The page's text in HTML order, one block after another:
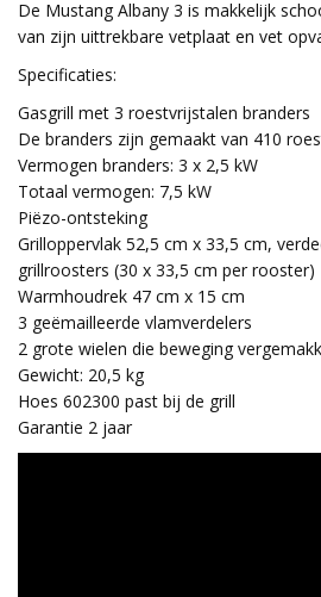
De Mustang Albany 3 is makkelijk
van zijn uittrekbare vetplaat en vet
Specificaties:
Gasgrill met 3 roestvrijstalen branders
De branders zijn gemaakt van 410
Vermogen branders: 3 x 2,5 kW
Totaal vermogen: 7,5 kW
Piëzo-ontsteking
Grilloppervlak 52,5 cm x 33,5 cm,
grillroosters (30 x 33,5 cm per rooster)
Warmhoudrek 47 cm x 15 cm
3 geëmailleerde vlamverdelers
2 grote wielen die beweging
Gewicht: 20,5 kg
Hoes 602300 past bij de grill
Garantie 2 jaar